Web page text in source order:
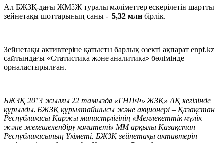
Ал БЖЗҚ-дағы ЖМЗЖ туралы мәліметтер ескерілетін шартты
зейнетақы шоттарының саны - 5,32 млн бірлік.
Зейнетақы активтеріне қатысты барлық өзекті ақпарат enpf.kz
сайтындағы «Статистика және аналитика» бөлімінде
орналастырылған.
БЖЗҚ 2013 жылғы 22 тамызда «ГНПФ» ЖЗҚ» АҚ негізінде
құрылды. БЖЗҚ құрылтайшысы және акционері – Қазақстан
Республикасы Қаржы министрлігінің «Мемлекеттік мүлік
және жекешелендіру комитеті» ММ арқылы Қазақстан
Республикасының Үкіметі. БЖЗҚ зейнетақы активтерін